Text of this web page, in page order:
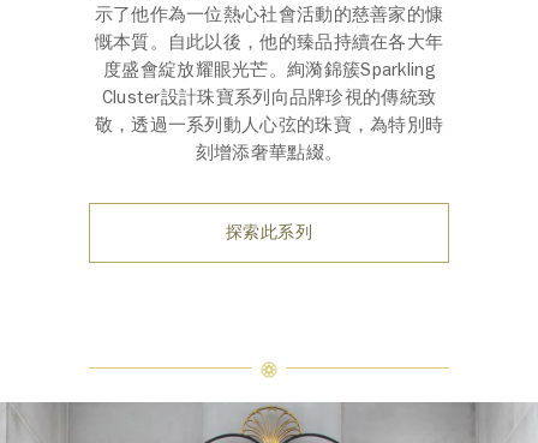
示了他作為一位熱心社會活動的慈善家的慷
慨本質。自此以後，他的臻品持續在各大年
度盛會綻放耀眼光芒。絢漪錦簇Sparkling
Cluster設計珠寶系列向品牌珍視的傳統致
敬，透過一系列動人心弦的珠寶，為特別時
刻增添奢華點綴。
探索此系列